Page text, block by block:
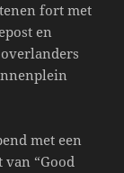
fort met
en
met een
van “Good